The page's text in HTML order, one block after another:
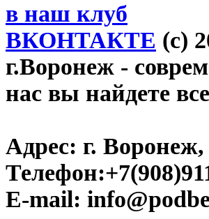
в наш клуб
ВКОНТАКТЕ (c)
г.Воронеж -
нас вы найдете
Адрес: г.
Телефон:
E-mail: